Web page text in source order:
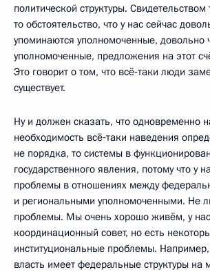
политической структуры. Свидетельством
то обстоятельство, что у нас сейчас
упоминаются уполномоченные, довольно
уполномоченные, предложения на этот
Это говорит о том, что всё‑таки люди
существует.
Ну и должен сказать, что одновременно
необходимость всё‑таки наведения
не порядка, то системы в
государственного явления, потому что у
проблемы в отношениях между
и региональными уполномоченными. Не
проблемы. Мы очень хорошо живём, у нас
координационный совет, но есть
институциональные проблемы.
власть имеет федеральные структуры на